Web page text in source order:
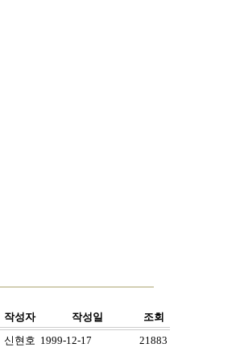
작성자 작성일
조회
신현호 1999-12-17
21883